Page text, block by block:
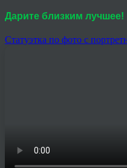
Дарите близким лучшее!
Статуэтка по фото с